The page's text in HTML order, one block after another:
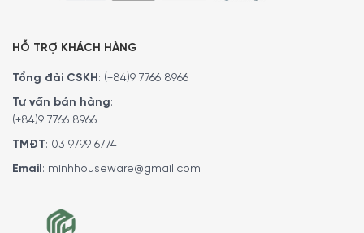
Hoặc Đặt hàng trực tiếp trên website, Minh House sẽ
gọi lại để xác nhận đơn hàng với quý khách.
Hoặc Quý khách có thể đến trực tiếp
showroomcủa
nghiệm sản phẩm này.
HỖ TRỢ KHÁCH HÀNG
Tổng đài CSKH : (+84)9 7766 8966
Tư vấn bán hàng:
(+84)9 7766 8966
TMĐT: 03 9799 6774
Email : minhhouseware@gmail.com